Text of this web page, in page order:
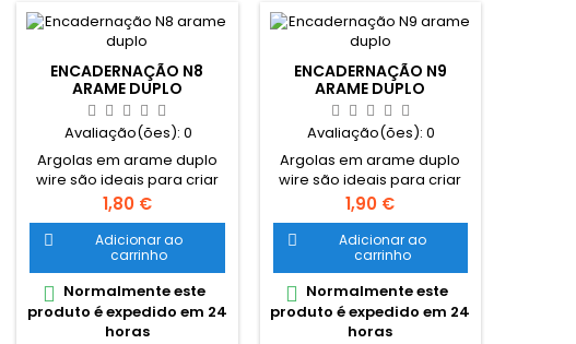
ENCADERNAÇÃO N8
ARAME DUPLO
Avaliação(ões): 0
Argolas em arame duplo
wire são ideais para criar
documentos
encadernados com um
acabamento sofisticado e
durável. Encadernações
com considerável grau de
resistência.
Preço
1,80 €

Adicionar ao
carrinho
 Normalmente este
produto é expedido em 24
horas
ENCADERNAÇÃO N9
ARAME DUPLO
Avaliação(ões):0
Argolas em arame duplo
wire são ideais para criar
documentos
encadernados com um
acabamento sofisticado e
durável. Encadernações
com considerável grau de
resistência.
Preço
1,90 €

Adicionar ao
carrinho
 Normalmente este
produto é expedido em 24
horas